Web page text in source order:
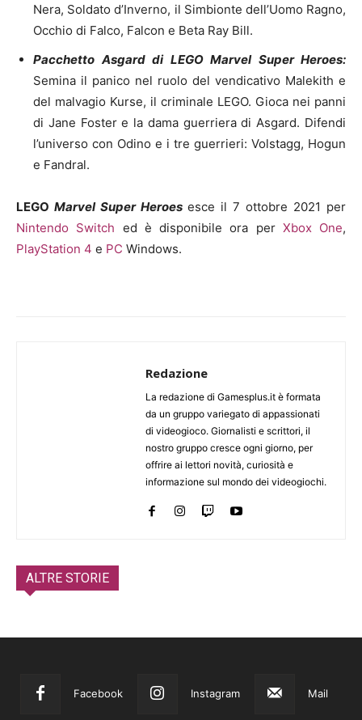
Nera, Soldato d’Inverno, il Simbionte dell’Uomo Ragno,
Occhio di Falco, Falcon e Beta Ray Bill.
Pacchetto Asgard di LEGO Marvel Super Heroes:
Semina il panico nel ruolo del vendicativo Malekith e
del malvagio Kurse, il criminale LEGO. Gioca nei panni
di Jane Foster e la dama guerriera di Asgard. Difendi
l’universo con Odino e i tre guerrieri: Volstagg, Hogun
e Fandral.
LEGO Marvel Super Heroes esce il 7 ottobre 2021 per
Nintendo Switch ed è disponibile ora per Xbox One,
PlayStation 4 e PC Windows.
Redazione
La redazione di Gamesplus.it è formata
da un gruppo variegato di appassionati
di videogioco. Giornalisti e scrittori, il
nostro gruppo cresce ogni giorno, per
offrire ai lettori novità, curiosità e
informazione sul mondo dei videogiochi.
ALTRE STORIE
Facebook Instagram Mail